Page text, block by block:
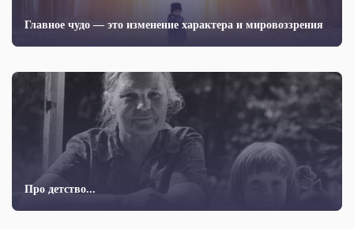
Главное чудо — это изменение характера и миро­воззрения
Про детство...